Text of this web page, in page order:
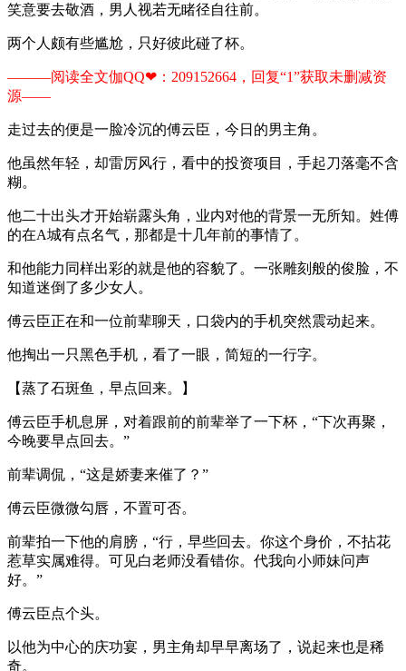
笑意要去敬酒，男人视若无睹径自往前。
两个人颇有些尴尬，只好彼此碰了杯。
———阅读全文伽QQ❤：209152664，回复“1”获取未删减资
源—​​​​—​​​​
走过去的便是一脸冷沉的傅云臣，今日的男主角。
他虽然年轻，却雷厉风行，看中的投资项目，手起刀落毫不含
糊。
他二十出头才开始崭露头角，业内对他的背景一无所知。姓傅
的在A城有点名气，那都是十几年前的事情了。
和他能力同样出彩的就是他的容貌了。一张雕刻般的俊脸，不
知道迷倒了多少女人。
傅云臣正在和一位前辈聊天，口袋内的手机突然震动起来。
他掏出一只黑色手机，看了一眼，简短的一行字。
【蒸了石斑鱼，早点回来。】
傅云臣手机息屏，对着跟前的前辈举了一下杯，“下次再聚，
今晚要早点回去。”
前辈调侃，“这是娇妻来催了？”
傅云臣微微勾唇，不置可否。
前辈拍一下他的肩膀，“行，早些回去。你这个身价，不拈花
惹草实属难得。可见白老师没看错你。代我向小师妹问声
好。”
傅云臣点个头。
以他为中心的庆功宴，男主角却早早离场了，说起来也是稀
奇。